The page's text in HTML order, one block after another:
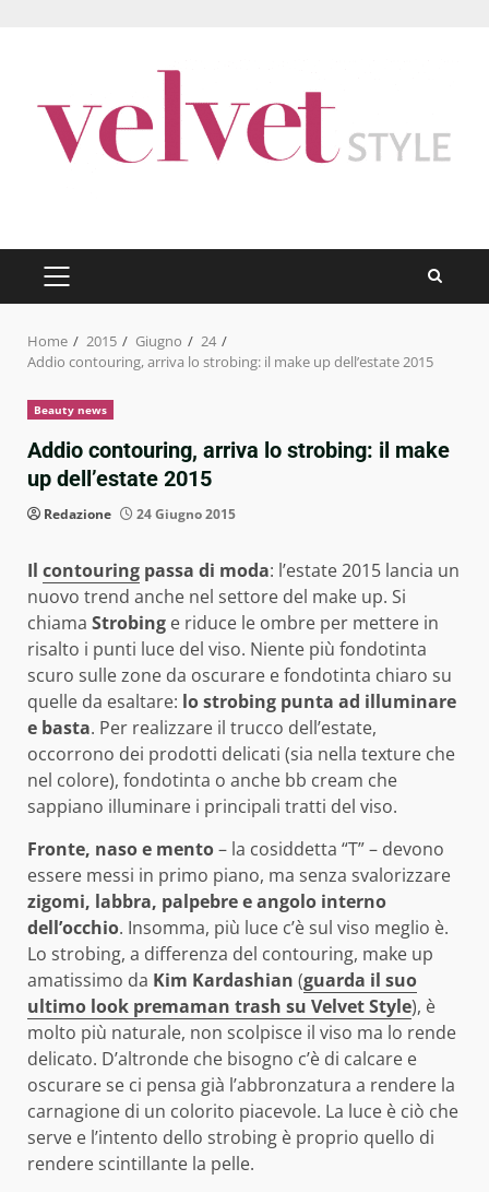
PRIMARY
MENU
Home 2015 Giugno
24
Addio contouring, arriva lo strobing: il make up dell’estate 2015
Beauty news
Addio contouring, arriva lo strobing: il make
up dell’estate 2015
Redazione 24 Giugno 2015
Il contouring passa di moda: l’estate 2015 lancia un
nuovo trend anche nel settore del make up. Si
chiama Strobing e riduce le ombre per mettere in
risalto i punti luce del viso. Niente più fondotinta
scuro sulle zone da oscurare e fondotinta chiaro su
quelle da esaltare: lo strobing punta ad illuminare
e basta. Per realizzare il trucco dell’estate,
occorrono dei prodotti delicati (sia nella texture che
nel colore), fondotinta o anche bb cream che
sappiano illuminare i principali tratti del viso.
Fronte, naso e mento– la cosiddetta “T” – devono
essere messi in primo piano, ma senza svalorizzare
zigomi, labbra, palpebre e angolo interno
dell’occhio. Insomma, più luce c’è sul viso meglio è.
Lo strobing, a differenza del contouring, make up
amatissimo da Kim Kardashian (guarda il suo
ultimo look premaman trash su Velvet Style), è
molto più naturale, non scolpisce il viso ma lo rende
delicato. D’altronde che bisogno c’è di calcare e
oscurare se ci pensa già l’abbronzatura a rendere la
carnagione di un colorito piacevole. La luce è ciò che
serve e l’intento dello strobing è proprio quello di
rendere scintillante la pelle.